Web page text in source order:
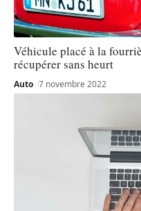
Véhicule placé à la
récupérer sans heurt
Auto 7 novembre 2022